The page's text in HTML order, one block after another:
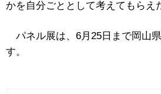
かを自分ごととして考えてもらえ
パネル展は、6月25日まで岡山
す。